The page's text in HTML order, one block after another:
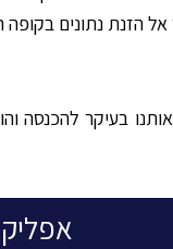
הזנת נתונים
בעיקר להכנסה